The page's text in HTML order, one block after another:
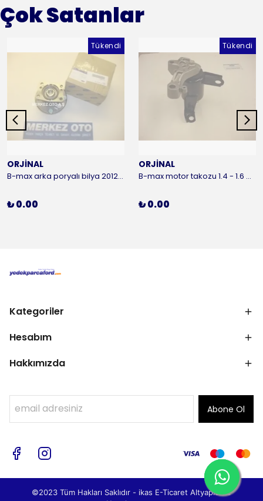
Çok Satanlar
Tükendi
ORJİNAL
B-max arka poryalı bilya 2012-2016 ORJİNAL
₺ 0.00
Tükendi
ORJİNAL
B-max motor takozu 1.4 - 1.6 benzinli 2012-2016 ORJİNAL
₺ 0.00
Kategoriler
Hesabım
Hakkımızda
Abone Ol
©2023 Tüm Hakları Saklıdır - ikas E-Ticaret Altyapısı ile